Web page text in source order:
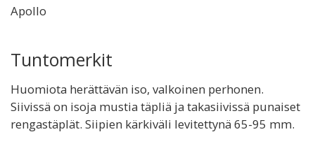
Apollo
Tuntomerkit
Huomiota herättävän iso, valkoinen perhonen.
Siivissä on isoja mustia täpliä ja takasiivissä punaiset
rengastäplät. Siipien kärkiväli levitettynä 65-95 mm.